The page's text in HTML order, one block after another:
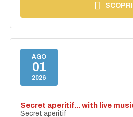
SCOPRI
AGO
01
2026
Secret aperitif... with live
Secret aperitif